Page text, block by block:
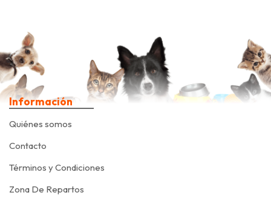
Información
Quiénes somos
Contacto
Términos y Condiciones
Zona De Repartos